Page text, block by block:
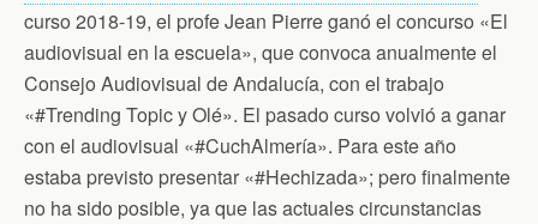
curso 2018-19, el profe Jean Pierre ganó el concurso «El
audiovisual en la escuela», que convoca anualmente el
Consejo Audiovisual de Andalucía, con el trabajo
«#Trending Topic y Olé». El pasado curso volvió a ganar
con el audiovisual «#CuchAlmería». Para este año
estaba previsto presentar «#Hechizada»; pero finalmente
no ha sido posible, ya que las actuales circunstancias